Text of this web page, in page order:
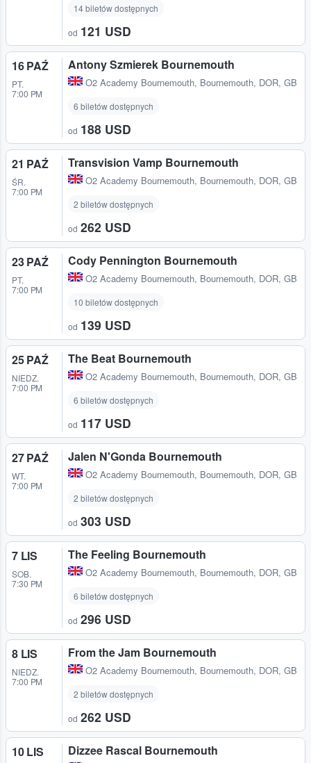
14 biletów dostępnych
od 121 USD
16 PAŹ
PT.
7:00 PM
Antony Szmierek Bournemouth
O2 Academy Bournemouth, Bournemouth, DOR, GB
6 biletów dostępnych
od 188 USD
21 PAŹ
ŚR.
7:00 PM
Transvision Vamp Bournemouth
O2 Academy Bournemouth, Bournemouth, DOR, GB
2 biletów dostępnych
od 262 USD
23 PAŹ
PT.
7:00 PM
Cody Pennington Bournemouth
O2 Academy Bournemouth, Bournemouth, DOR, GB
10 biletów dostępnych
od 139 USD
25 PAŹ
NIEDZ.
7:00 PM
The Beat Bournemouth
O2 Academy Bournemouth, Bournemouth, DOR, GB
6 biletów dostępnych
od 117 USD
27 PAŹ
WT.
7:00 PM
Jalen N'Gonda Bournemouth
O2 Academy Bournemouth, Bournemouth, DOR, GB
2 biletów dostępnych
od 303 USD
7 LIS
SOB.
7:30 PM
The Feeling Bournemouth
O2 Academy Bournemouth, Bournemouth, DOR, GB
6 biletów dostępnych
od 296 USD
8 LIS
NIEDZ.
7:00 PM
From the Jam Bournemouth
O2 Academy Bournemouth, Bournemouth, DOR, GB
2 biletów dostępnych
od 262 USD
10 LIS Dizzee Rascal Bournemouth